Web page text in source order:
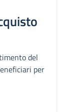
del
per